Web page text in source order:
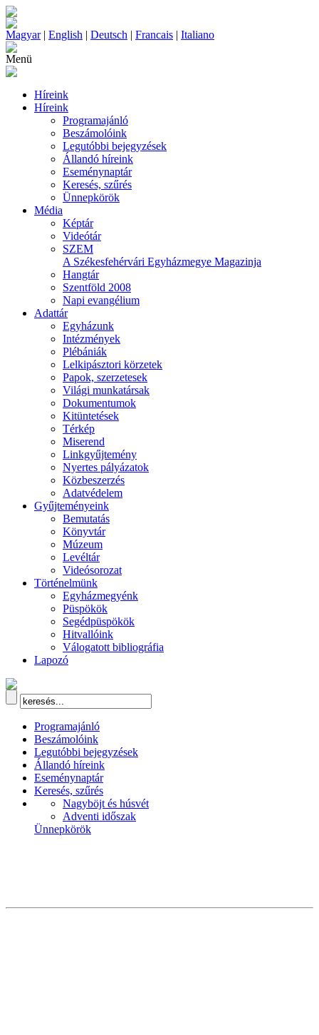
Magyar| English | Deutsch | Francais | Italiano
Menü
Híreink
Híreink
Programajánló
Beszámolóink
Legutóbbi bejegyzések
Állandó híreink
Eseménynaptár
Keresés, szűrés
Ünnepkörök
Média
Képtár
Videótár
SZEM
A Székesfehérvári Egyházmegye Magazinja
Hangtár
Szentföld 2008
Napi evangélium
Adattár
Egyházunk
Intézmények
Plébániák
Lelkipásztori körzetek
Papok, szerzetesek
Világi munkatársak
Dokumentumok
Kitüntetések
Térkép
Miserend
Linkgyűjtemény
Nyertes pályázatok
Közbeszerzés
Adatvédelem
Gyűjteményeink
Bemutatás
Könyvtár
Múzeum
Levéltár
Videósorozat
Történelmünk
Egyházmegyénk
Püspökök
Segédpüspökök
Hitvallóink
Válogatott bibliográfia
Lapozó
Programajánló
Beszámolóink
Legutóbbi bejegyzések
Állandó híreink
Eseménynaptár
Keresés, szűrés
Nagyböjt és húsvét
Adventi időszak
Ünnepkörök